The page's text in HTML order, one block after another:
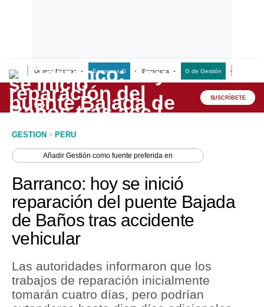
Últimas Noticias Empresas G Empresas G de Gestión
Lo último
Peru Quiosco
Economía
Mercados
Perú
Política
Tu Dinero
SUSCRÍBETE
GESTION > PERU
AñadirGestión como fuente preferida en
Barranco: hoy se inició
reparación del puente Bajada
de Baños tras accidente
vehicular
Las autoridades informaron que los
trabajos de reparación inicialmente
tomarán cuatro días, pero podrían